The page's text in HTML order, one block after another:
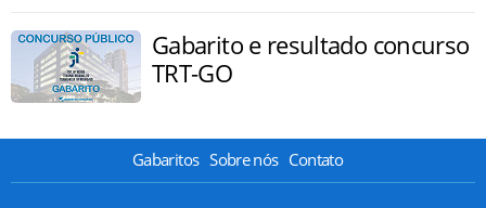
Gabarito e resultado concurso
TRT-GO
Gabaritos Sobre nós Contato